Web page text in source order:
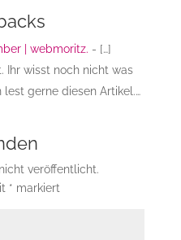
| webmoritz. - […]
Ihr wisst noch nicht was
gerne diesen Artikel.…
veröffentlicht.
* markiert